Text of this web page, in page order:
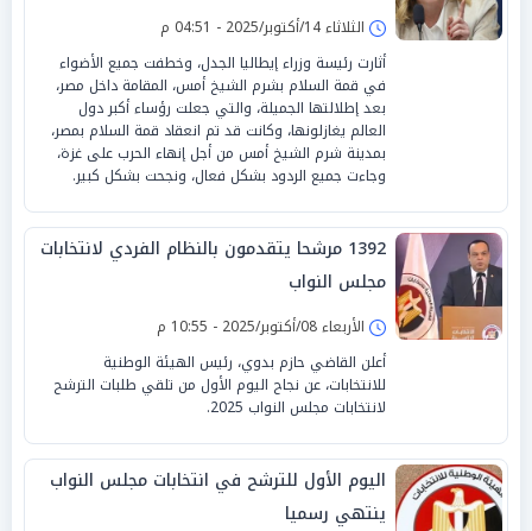
الثلاثاء 14/أكتوبر/2025 - 04:51 م
أثارت رئيسة وزراء إيطاليا الجدل، وخطفت جميع الأضواء
في قمة السلام بشرم الشيخ أمس، المقامة داخل مصر،
بعد إطلالتها الجميلة، والتي جعلت رؤساء أكبر دول
العالم يغازلونها، وكانت قد تم انعقاد قمة السلام بمصر،
بمدينة شرم الشيخ أمس من أجل إنهاء الحرب على غزة،
وجاءت جميع الردود بشكل فعال، ونجحت بشكل كبير.
1392 مرشحا يتقدمون بالنظام الفردي لانتخابات
مجلس النواب
الأربعاء 08/أكتوبر/2025 - 10:55 م
أعلن القاضي حازم بدوي، رئيس الهيئة الوطنية
للانتخابات، عن نجاح اليوم الأول من تلقي طلبات الترشح
لانتخابات مجلس النواب 2025.
اليوم الأول للترشح في انتخابات مجلس النواب
ينتهي رسميا